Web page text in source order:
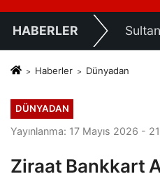
HABERLER
Haberler Dünyadan
DÜNYADAN
Yayınlanma: 17 Mayıs 2026 -
Ziraat Bankkart